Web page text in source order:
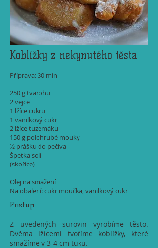
Koblížky z nekynutého těsta
Příprava: 30 min
250 g tvarohu
2 vejce
1 lžíce cukru
1 vanilkový cukr
2 lžíce tuzemáku
150 g polohrubé mouky
½ prášku do pečiva
Špetka soli
(skořice)
Olej na smažení
Na obalení: cukr moučka, vanilkový cukr
Postup
Z uvedených surovin vyrobíme těsto.
Dvěma lžícemi tvoříme koblížky, které
smažíme v 3-4 cm tuku.